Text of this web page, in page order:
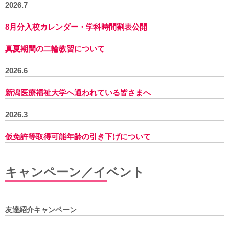
2026.7
8月分入校カレンダー ・ 学科時間割表公開
真夏期間の二輪教習について
2026.6
新潟医療福祉大学へ通われている皆さまへ
2026.3
仮免許等取得可能年齢の引き下げについて
キャンペーン／イベント
友達紹介キャンペーン